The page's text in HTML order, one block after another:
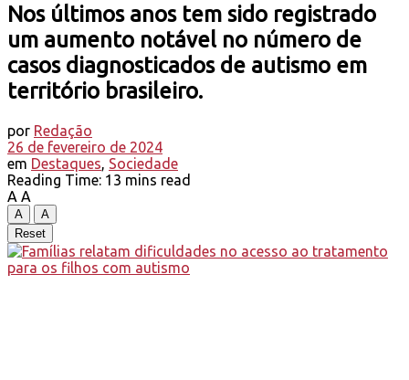
Nos últimos anos tem sido registrado
um aumento notável no número de
casos diagnosticados de autismo em
território brasileiro.
por Redação
26 de fevereiro de 2024
em Destaques, Sociedade
Reading Time: 13 mins read
A A
A
A
Reset